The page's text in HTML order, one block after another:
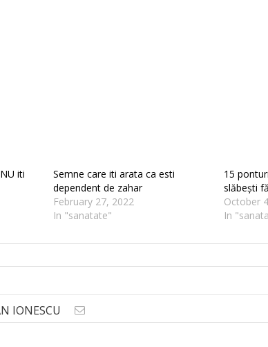
iti
Semne care iti arata ca esti
dependent de zahar
February 27, 2022
In "sanatate"
15
slăbești
October
In
IONESCU